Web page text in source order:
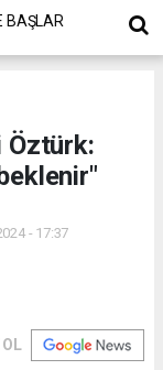
Öztürk:
- 17:37